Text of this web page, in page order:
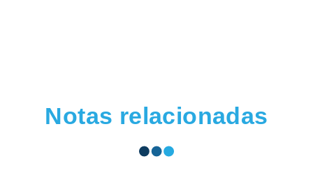
Notas relacionadas